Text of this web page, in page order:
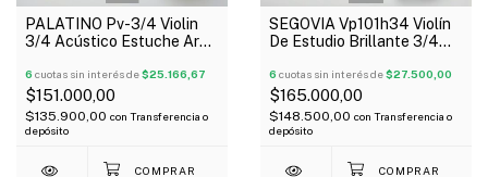
PALATINO Pv-3/4 Violin
3/4 Acústico Estuche Arco
6 cuotas sin interés de$25.166,67
$151.000,00
$135.900,00 con Transferencia o
depósito
SEGOVIA Vp101h34 Violín
De Estudio Brillante 3/4
6 cuotas sin interés de$27.500,00
$165.000,00
$148.500,00 con Transferencia o
depósito